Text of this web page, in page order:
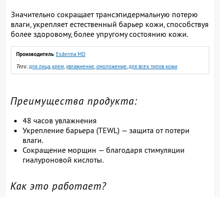
Значительно сокращает трансэпидермальную потерю
влаги, укрепляет естественный барьер кожи, способствуя
более здоровому, более упругому состоянию кожи.
Производитель: Esderma MD
Теги:для лица,крем,увлажнение,омоложение,для всех типов кожи
Преимущества продукта:
48 часов увлажнения
Укрепление барьера (TEWL) — защита от потери
влаги.
Сокращение морщин — благодаря стимуляции
гиалуроновой кислоты.
Как это работает?